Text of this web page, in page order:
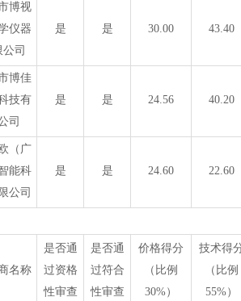
博视
仪器
司
是 是 30.00 43.40
博佳
技有
司
是 是 24.56 40.20
（广
能科
公司
是 是 24.60 22.60
名称
是否通
过资格
性审查
是否通
过符合
性审查
价格得分
（比例
30%）
技术得
（比例
55%）